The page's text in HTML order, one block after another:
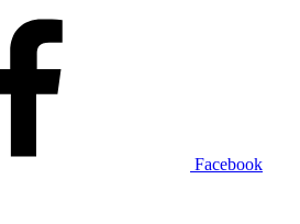
Facebook